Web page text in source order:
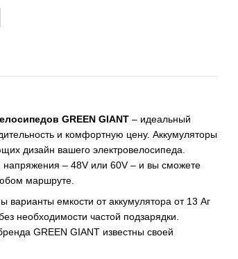
GREEN GIANT – идеальный
и комфортную цену. Аккумуляторы
дизайн вашего электровелосипеда.
– 48V или 60V – и вы сможете
маршруте.
варианты емкости от аккумулятора от 13 Аг
необходимости частой подзарядки.
GREEN GIANT известны своей